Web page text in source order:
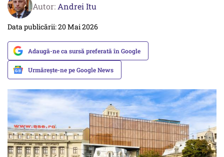
Autor: Andrei Itu
Data publicării: 20 Mai 2026
Adaugă-ne ca sursă preferată în Google
Urmărește-ne pe Google News